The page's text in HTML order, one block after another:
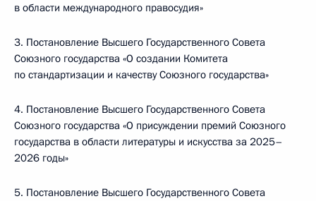
в области международного правосудия»
3. Постановление Высшего Государственного Совета
Союзного государства «О создании Комитета
по стандартизации и качеству Союзного государства»
4. Постановление Высшего Государственного Совета
Союзного государства «О присуждении премий Союзного
государства в области литературы и искусства за 2025–
2026 годы»
5. Постановление Высшего Государственного Совета